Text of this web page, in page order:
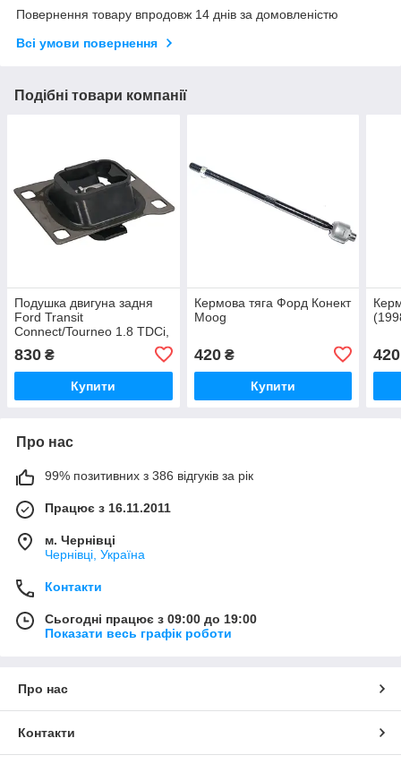
Повернення товару впродовж 14 днів за домовленістю
Всі умови повернення
Подібні товари компанії
Подушка двигуна задня
Ford Transit
Connect/Tourneo 1.8 TDCi,
830 ₴
Купити
Кермова тяга Форд Конект
Moog
420₴
Купити
420
Про нас
99% позитивних з 386 відгуків за рік
Працює з 16.11.2011
м. Чернівці
Чернівці, Україна
Контакти
Сьогодні працює з 09:00 до 19:00
Показати весь графік роботи
Про нас
Контакти